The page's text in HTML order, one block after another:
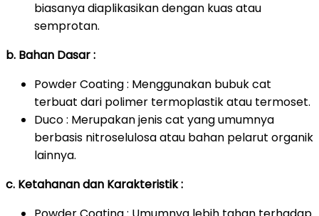
biasanya diaplikasikan dengan kuas atau
semprotan.
b. Bahan Dasar :
Powder Coating : Menggunakan bubuk cat
terbuat dari polimer termoplastik atau termoset.
Duco : Merupakan jenis cat yang umumnya
berbasis nitroselulosa atau bahan pelarut organik
lainnya.
c. Ketahanan dan Karakteristik :